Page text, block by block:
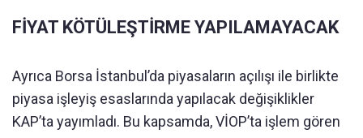
FİYAT KÖTÜLEŞTİRME YAPILAMAYACAK
Ayrıca Borsa İstanbul’da piyasaların açılışı ile birlikte
piyasa işleyiş esaslarında yapılacak değişiklikler
KAP’ta yayımladı. Bu kapsamda, VİOP’ta işlem gören